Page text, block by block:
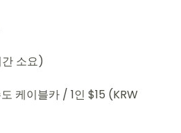
소요)
케이블카 / 1인 $15 (KRW